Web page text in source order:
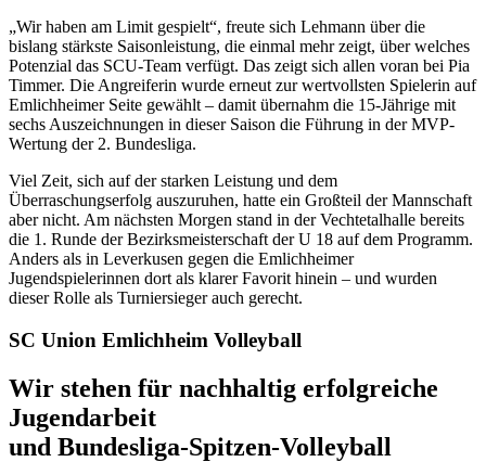
„Wir haben am Limit gespielt“, freute sich Lehmann über die
bislang stärkste Saisonleistung, die einmal mehr zeigt, über welches
Potenzial das SCU-Team verfügt. Das zeigt sich allen voran bei Pia
Timmer. Die Angreiferin wurde erneut zur wertvollsten Spielerin auf
Emlichheimer Seite gewählt – damit übernahm die 15-Jährige mit
sechs Auszeichnungen in dieser Saison die Führung in der MVP-
Wertung der 2. Bundesliga.
Viel Zeit, sich auf der starken Leistung und dem
Überraschungserfolg auszuruhen, hatte ein Großteil der Mannschaft
aber nicht. Am nächsten Morgen stand in der Vechtetalhalle bereits
die 1. Runde der Bezirksmeisterschaft der U 18 auf dem Programm.
Anders als in Leverkusen gegen die Emlichheimer
Jugendspielerinnen dort als klarer Favorit hinein – und wurden
dieser Rolle als Turniersieger auch gerecht.
SC Union Emlichheim Volleyball
Wir stehen für nachhaltig erfolgreiche
Jugendarbeit
und Bundesliga-Spitzen-Volleyball